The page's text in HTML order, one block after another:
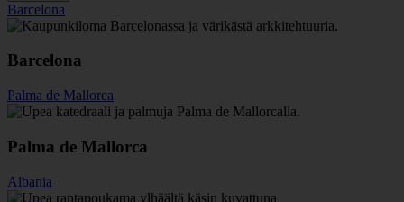
Barcelona
Barcelona
Palma de Mallorca
Palma de Mallorca
Albania